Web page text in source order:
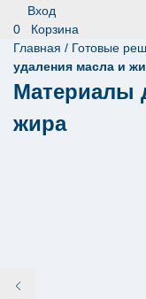
Вход
0
Корзина
Главная / Готовые
удаления масла и
Материалы
жира